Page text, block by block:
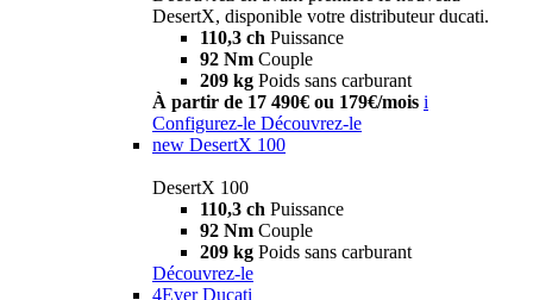
DesertX, disponible votre distributeur ducati.
110,3 ch Puissance
92 Nm Couple
209 kg Poids sans carburant
À partir de 17 490€ ou 179€/mois i
Configurez-le Découvrez-le
new DesertX 100
DesertX 100
110,3 ch Puissance
92 Nm Couple
209 kg Poids sans carburant
Découvrez-le
4Ever Ducati